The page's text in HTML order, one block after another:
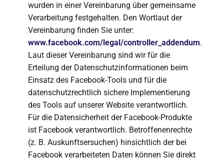
wurden in einer Vereinbarung über gemeinsame
Verarbeitung festgehalten. Den Wortlaut der
Vereinbarung finden Sie unter:
www.facebook.com/legal/controller_addendum.
Laut dieser Vereinbarung sind wir für die
Erteilung der Datenschutzinformationen beim
Einsatz des Facebook-Tools und für die
datenschutzrechtlich sichere Implementierung
des Tools auf unserer Website verantwortlich.
Für die Datensicherheit der Facebook-Produkte
ist Facebook verantwortlich. Betroffenenrechte
(z. B. Auskunftsersuchen) hinsichtlich der bei
Facebook verarbeiteten Daten können Sie direkt